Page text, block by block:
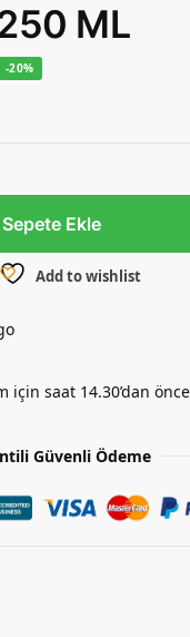
ML
-20%
Sepete Ekle
Add to wishlist
için saat 14.30’dan önce
Güvenli Ödeme